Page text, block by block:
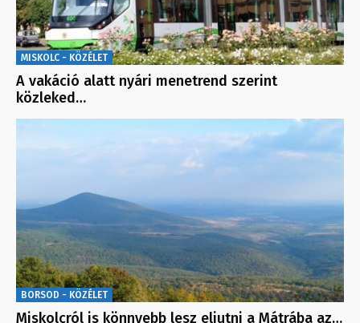
MISKOLC - KÖZÉLET
A vakáció alatt nyári menetrend szerint
közleked…
BORSOD - KÖZÉLET
Miskolcról is könnyebb lesz eljutni a Mátrába az…